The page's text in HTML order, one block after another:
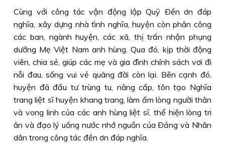
Cùng với công tác vận động lập Quỹ Ðền ơn đáp
nghĩa, xây dựng nhà tình nghĩa, huyện còn phân công
các ban, ngành huyện, các xã, thị trấn nhận phụng
dưỡng Mẹ Việt Nam anh hùng. Qua đó, kịp thời động
viên, chia sẻ, giúp các mẹ và gia đình chính sách vơi đi
nỗi đau, sống vui vẻ quãng đời còn lại. Bên cạnh đó,
huyện đã đầu tư trùng tu, nâng cấp, tôn tạo Nghĩa
trang liệt sĩ huyện khang trang, làm ấm lòng người thân
và vong linh của các anh hùng liệt sĩ, thể hiện lòng tri
ân và đạo lý uống nước nhớ nguồn của Ðảng và Nhân
dân trong công tác đền ơn đáp nghĩa.